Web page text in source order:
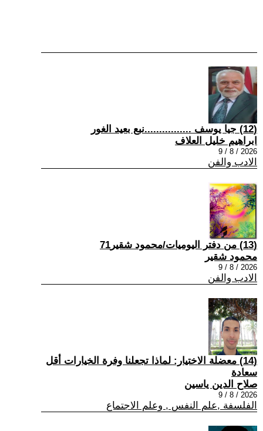
(12) جيا يوسف ................نبع بعيد الغور
ابراهيم خليل العلاف
2026 / 8 / 9
الادب والفن
(13) من دفتر اليوميات/محمود شقير71
محمود شقير
2026 / 8 / 9
الادب والفن
(14) معضلة الاختيار: لماذا تجعلنا وفرة الخيارات أقل
سعادة
صلاح الدين ياسين
2026 / 8 / 9
الفلسفة ,علم النفس , وعلم الاجتماع